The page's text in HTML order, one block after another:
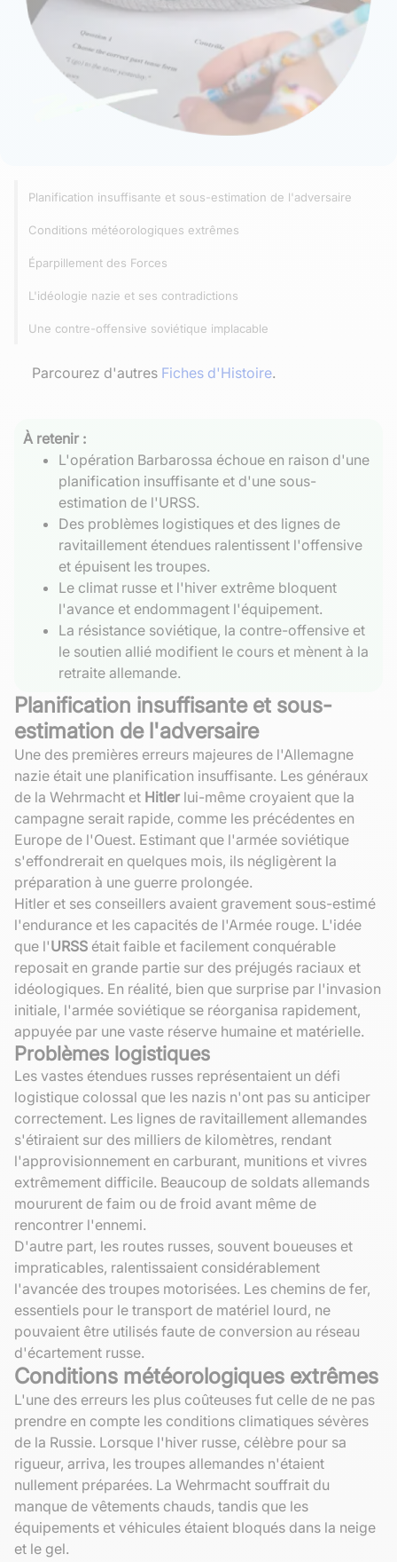
Planification insuffisante et sous-estimation de l'adversaire
Conditions météorologiques extrêmes
Éparpillement des Forces
L'idéologie nazie et ses contradictions
Une contre-offensive soviétique implacable
Parcourez d'autres Fiches d'Histoire.
À retenir :
L'opération Barbarossa échoue en raison d'une
planification insuffisante et d'une sous-
estimation de l'URSS.
Des problèmes logistiques et des lignes de
ravitaillement étendues ralentissent l'offensive
et épuisent les troupes.
Le climat russe et l'hiver extrême bloquent
l'avance et endommagent l'équipement.
La résistance soviétique, la contre-offensive et
le soutien allié modifient le cours et mènent à la
retraite allemande.
Planification insuffisante et sous-
estimation de l'adversaire
Une des premières erreurs majeures de l'Allemagne
nazie était une planification insuffisante. Les généraux
de la Wehrmacht et Hitlerlui-même croyaient que la
campagne serait rapide, comme les précédentes en
Europe de l'Ouest. Estimant que l'armée soviétique
s'effondrerait en quelques mois, ils négligèrent la
préparation à une guerre prolongée.
Hitler et ses conseillers avaient gravement sous-estimé
l'endurance et les capacités de l'Armée rouge. L'idée
que l'URSS était faible et facilement conquérable
reposait en grande partie sur des préjugés raciaux et
idéologiques. En réalité, bien que surprise par l'invasion
initiale, l'armée soviétique se réorganisa rapidement,
appuyée par une vaste réserve humaine et matérielle.
Problèmes logistiques
Les vastes étendues russes représentaient un défi
logistique colossal que les nazis n'ont pas su anticiper
correctement. Les lignes de ravitaillement allemandes
s'étiraient sur des milliers de kilomètres, rendant
l'approvisionnement en carburant, munitions et vivres
extrêmement difficile. Beaucoup de soldats allemands
moururent de faim ou de froid avant même de
rencontrer l'ennemi.
D'autre part, les routes russes, souvent boueuses et
impraticables, ralentissaient considérablement
l'avancée des troupes motorisées. Les chemins de fer,
essentiels pour le transport de matériel lourd, ne
pouvaient être utilisés faute de conversion au réseau
d'écartement russe.
Conditions météorologiques extrêmes
L'une des erreurs les plus coûteuses fut celle de ne pas
prendre en compte les conditions climatiques sévères
de la Russie. Lorsque l'hiver russe, célèbre pour sa
rigueur, arriva, les troupes allemandes n'étaient
nullement préparées. La Wehrmacht souffrait du
manque de vêtements chauds, tandis que les
équipements et véhicules étaient bloqués dans la neige
et le gel.